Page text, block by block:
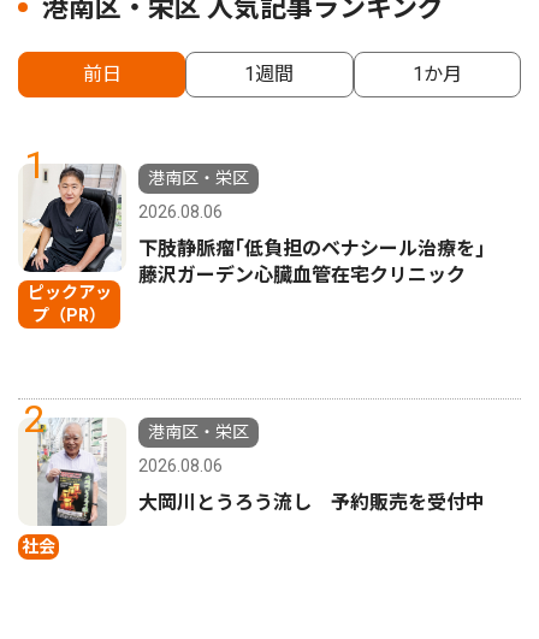
港南区・栄区 人気記事ランキング
前日 1週間 1か月
1
ピックアッ
プ（PR）
港南区・栄区
2026.08.06
下肢静脈瘤｢低負担のベナシール治療を｣
藤沢ガーデン心臓血管在宅クリニック
2
社会
港南区・栄区
2026.08.06
大岡川とうろう流し 予約販売を受付中